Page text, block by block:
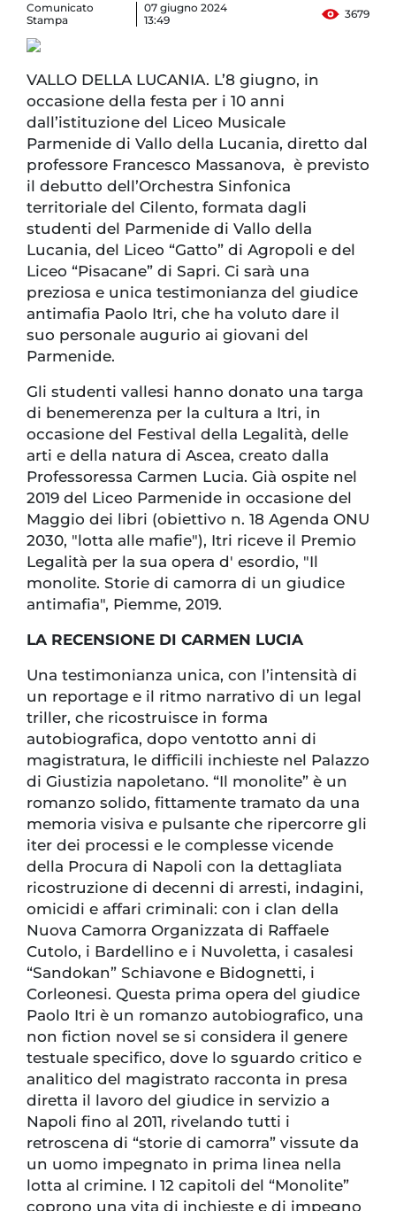
Comunicato
Stampa
07 giugno 2024
13:49
3679
VALLO DELLA LUCANIA. L’8 giugno, in
occasione della festa per i 10 anni
dall’istituzione del Liceo Musicale
Parmenide di Vallo della Lucania, diretto dal
professore Francesco Massanova, è previsto
il debutto dell’Orchestra Sinfonica
territoriale del Cilento, formata dagli
studenti del Parmenide di Vallo della
Lucania, del Liceo “Gatto” di Agropoli e del
Liceo “Pisacane” di Sapri. Ci sarà una
preziosa e unica testimonianza del giudice
antimafia Paolo Itri, che ha voluto dare il
suo personale augurio ai giovani del
Parmenide.
Gli studenti vallesi hanno donato una targa
di benemerenza per la cultura a Itri, in
occasione del Festival della Legalità, delle
arti e della natura di Ascea, creato dalla
Professoressa Carmen Lucia. Già ospite nel
2019 del Liceo Parmenide in occasione del
Maggio dei libri (obiettivo n. 18 Agenda ONU
2030, "lotta alle mafie"), Itri riceve il Premio
Legalità per la sua opera d' esordio, "Il
monolite. Storie di camorra di un giudice
antimafia", Piemme, 2019.
LA RECENSIONE DI CARMEN LUCIA
Una testimonianza unica, con l’intensità di
un reportage e il ritmo narrativo di un legal
triller, che ricostruisce in forma
autobiografica, dopo ventotto anni di
magistratura, le difficili inchieste nel Palazzo
di Giustizia napoletano. “Il monolite” è un
romanzo solido, fittamente tramato da una
memoria visiva e pulsante che ripercorre gli
iter dei processi e le complesse vicende
della Procura di Napoli con la dettagliata
ricostruzione di decenni di arresti, indagini,
omicidi e affari criminali: con i clan della
Nuova Camorra Organizzata di Raffaele
Cutolo, i Bardellino e i Nuvoletta, i casalesi
“Sandokan” Schiavone e Bidognetti, i
Corleonesi. Questa prima opera del giudice
Paolo Itri è un romanzo autobiografico, una
non fiction novel se si considera il genere
testuale specifico, dove lo sguardo critico e
analitico del magistrato racconta in presa
diretta il lavoro del giudice in servizio a
Napoli fino al 2011, rivelando tutti i
retroscena di “storie di camorra” vissute da
un uomo impegnato in prima linea nella
lotta al crimine. I 12 capitoli del “Monolite”
coprono una vita di inchieste e di impegno